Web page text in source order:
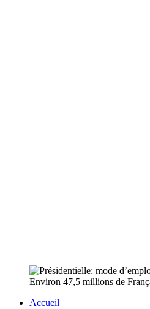
Environ 47,5 millions de
Accueil